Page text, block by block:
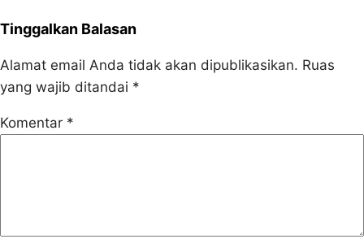
Tinggalkan Balasan
Alamat email Anda tidak akan dipublikasikan. Ruas
yang wajib ditandai *
Komentar *